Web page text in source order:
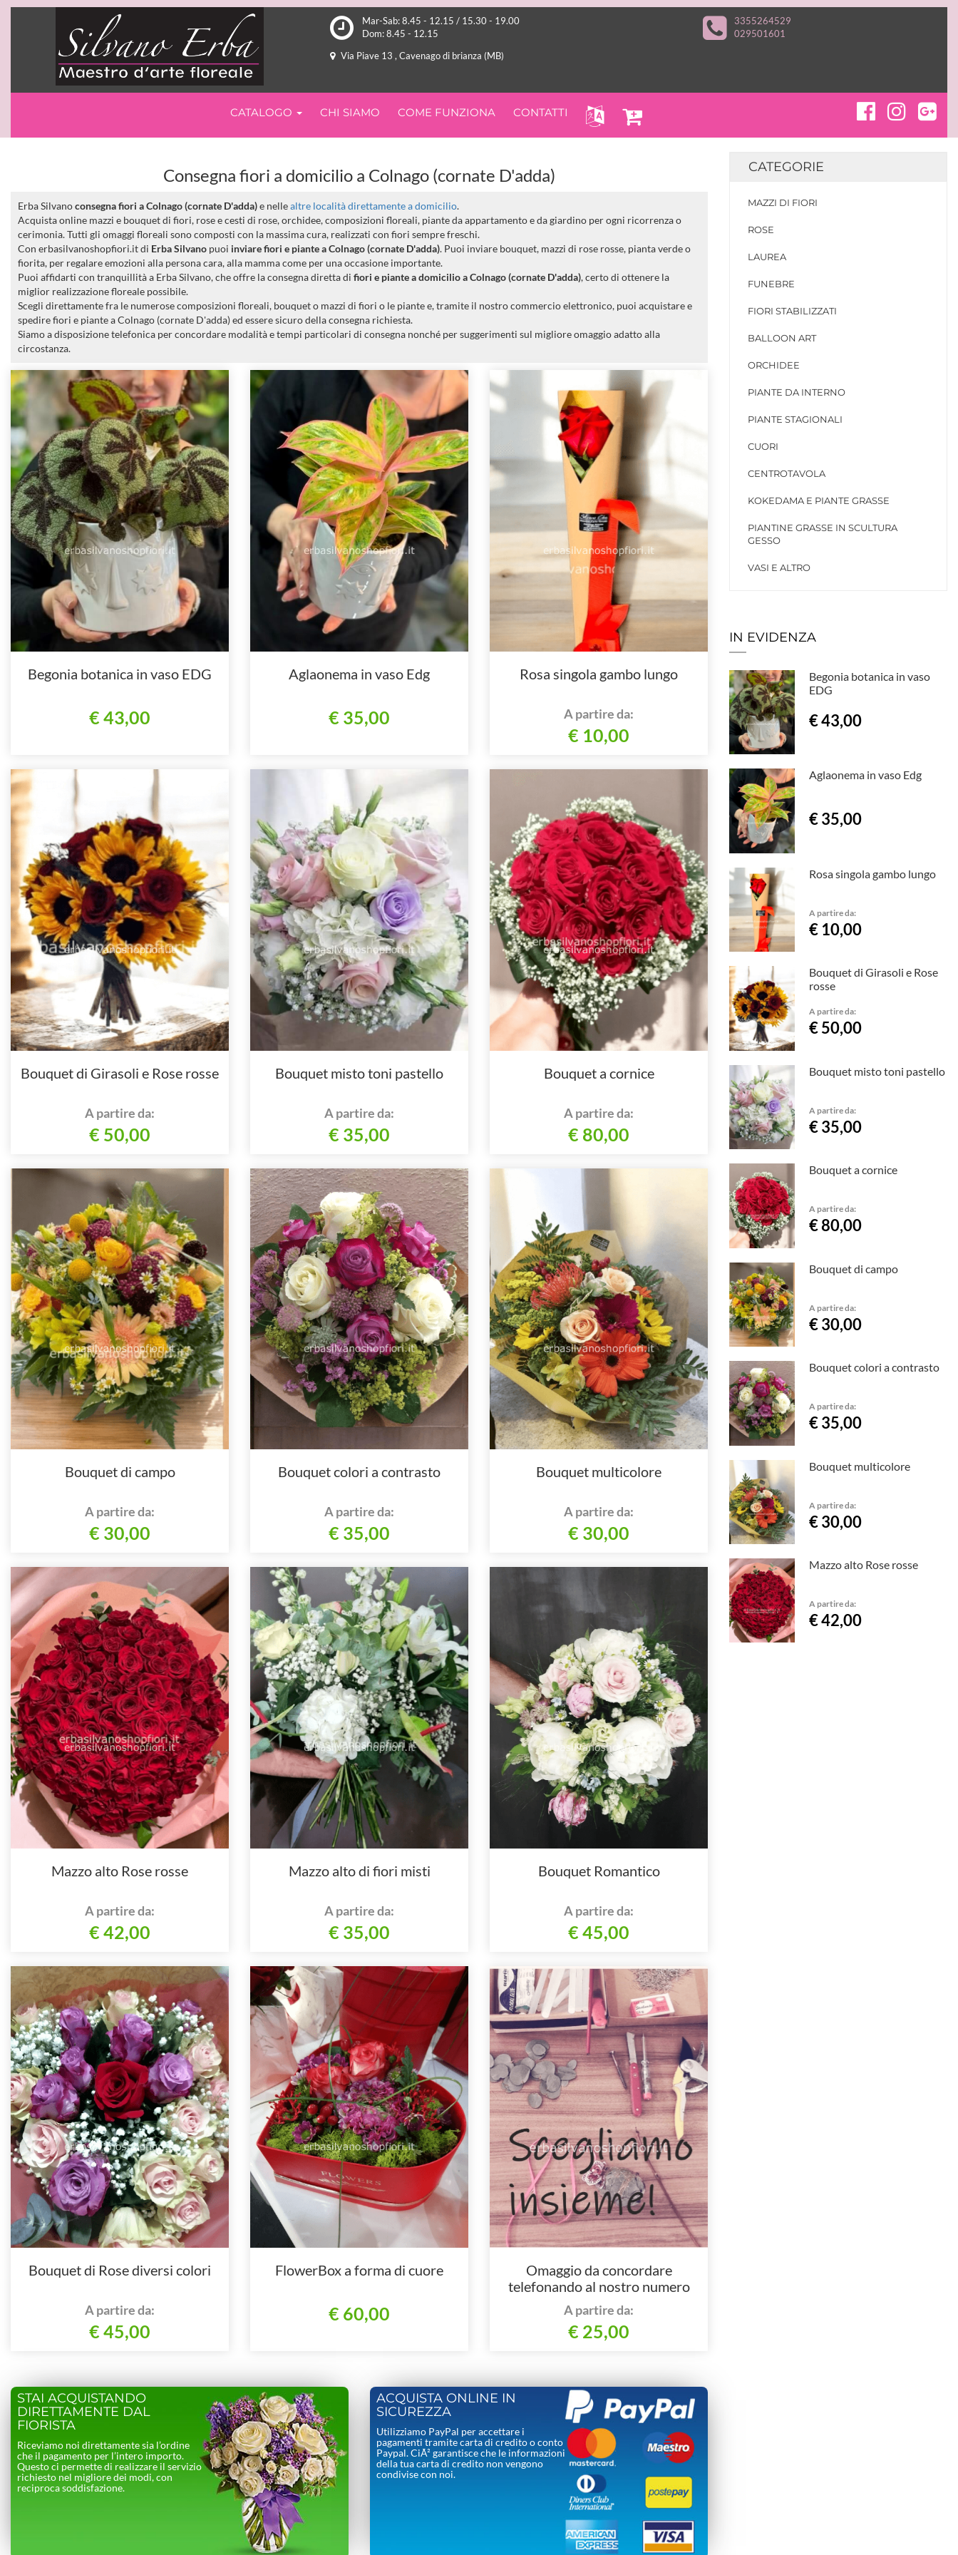
Mar-Sab: 8.45 - 12.15 / 15.30 - 19.00
Dom: 8.45 - 12.15
3355264529
029501601
Via Piave 13 , Cavenago di brianza (MB)
CATALOGO CHI SIAMO COME FUNZIONA CONTATTI
Consegna fiori a domicilio a Colnago (cornate D'adda)
Erba Silvanoconsegna fiori a Colnago (cornate D'adda)e nellealtre località direttamente a domicilio.
Acquista online mazzi e bouquet di fiori, rose e cesti di rose, orchidee, composizioni floreali, piante da appartamento e da giardino per ogni ricorrenza o
cerimonia. Tutti gli omaggi floreali sono composti con la massima cura, realizzati con fiori sempre freschi.
Con erbasilvanoshopfiori.it di Erba Silvano puoi inviare fiori e piante a Colnago (cornate D'adda). Puoi inviare bouquet, mazzi di rose rosse, pianta verde o
fiorita, per regalare emozioni alla persona cara, alla mamma come per una occasione importante.
Puoi affidarti con tranquillità a Erba Silvano, che offre la consegna diretta di fiori e piante a domicilio a Colnago (cornate D'adda), certo di ottenere la
miglior realizzazione floreale possibile.
Scegli direttamente fra le numerose composizioni floreali, bouquet o mazzi di fiori o le piante e, tramite il nostro commercio elettronico, puoi acquistare e
spedire fiori e piante a Colnago (cornate D'adda) ed essere sicuro della consegna richiesta.
Siamo a disposizione telefonica per concordare modalità e tempi particolari di consegna nonché per suggerimenti sul migliore omaggio adatto alla
circostanza.
Begonia botanica in vaso EDG
€ 43,00
Aglaonema in vaso Edg
€ 35,00
Rosa singola gambo lungo
A partire da:
€ 10,00
Bouquet di Girasoli e Rose rosse
A partire da:
€ 50,00
Bouquet misto toni pastello
A partire da:
€ 35,00
Bouquet a cornice
A partire da:
€ 80,00
Bouquet di campo
A partire da:
€ 30,00
Bouquet colori a contrasto
A partire da:
€ 35,00
Bouquet multicolore
A partire da:
€ 30,00
Mazzo alto Rose rosse
A partire da:
€ 42,00
Mazzo alto di fiori misti
A partire da:
€ 35,00
Bouquet Romantico
A partire da:
€ 45,00
Bouquet di Rose diversi colori
A partire da:
€ 45,00
FlowerBox a forma di cuore
€ 60,00
Omaggio da concordare
telefonando al nostro numero
A partire da:
€ 25,00
STAI ACQUISTANDO
DIRETTAMENTE DAL
FIORISTA
Riceviamo noi direttamente sia l’ordine
che il pagamento per l’intero importo.
Questo ci permette di realizzare il servizio
richiesto nel migliore dei modi, con
reciproca soddisfazione.
ACQUISTA ONLINE IN
SICUREZZA
Utilizziamo PayPal per accettare i
pagamenti tramite carta di credito o conto
Paypal. CiÃ² garantisce che le informazioni
della tua carta di credito non vengono
condivise con noi.
CATEGORIE
MAZZI DI FIORI
ROSE
LAUREA
FUNEBRE
FIORI STABILIZZATI
BALLOON ART
ORCHIDEE
PIANTE DA INTERNO
PIANTE STAGIONALI
CUORI
CENTROTAVOLA
KOKEDAMA E PIANTE GRASSE
PIANTINE GRASSE IN SCULTURA
GESSO
VASI E ALTRO
IN EVIDENZA
Begonia botanica in vaso
EDG
€ 43,00
Aglaonema in vaso Edg
€ 35,00
Rosa singola gambo lungo
A partire da:
€ 10,00
Bouquet di Girasoli e Rose
rosse
A partire da:
€ 50,00
Bouquet misto toni pastello
A partire da:
€ 35,00
Bouquet a cornice
A partire da:
€ 80,00
Bouquet di campo
A partire da:
€ 30,00
Bouquet colori a contrasto
A partire da:
€ 35,00
Bouquet multicolore
A partire da:
€ 30,00
Mazzo alto Rose rosse
A partire da:
€ 42,00